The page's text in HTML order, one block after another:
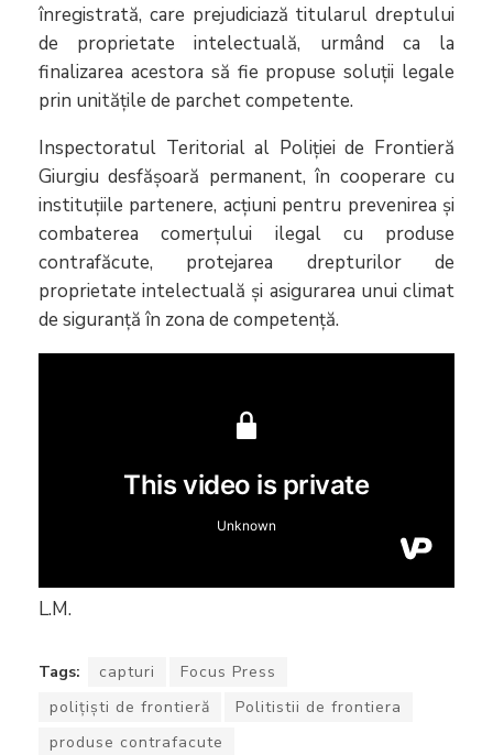
înregistrată, care prejudiciază titularul dreptului
de proprietate intelectuală, urmând ca la
finalizarea acestora să fie propuse soluții legale
prin unitățile de parchet competente.
Inspectoratul Teritorial al Poliției de Frontieră
Giurgiu desfășoară permanent, în cooperare cu
instituțiile partenere, acțiuni pentru prevenirea și
combaterea comerțului ilegal cu produse
contrafăcute, protejarea drepturilor de
proprietate intelectuală și asigurarea unui climat
de siguranță în zona de competență.
L.M.
Tags: capturi
Focus Press
polițiști de frontieră
Politistii de frontiera
produse contrafacute